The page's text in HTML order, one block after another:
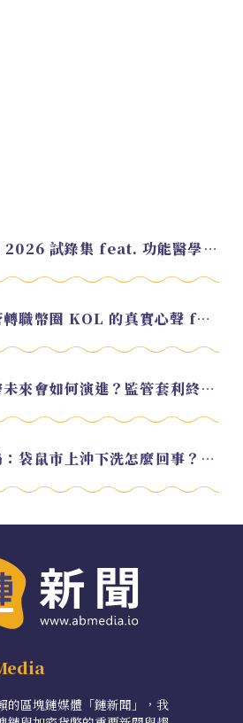
EP.220 好久不見！2026 試錄集 feat. 功能醫學營養師 美寶
EP.219 從銀行高管轉職幣圈 KOL 的真實心聲 feat.龜大
EP.217 美元穩定幣未來會如何演進？監管套利終將收斂？feat. 研究員 余哲安
EP.213 川普大攪局：袋鼠市上沖下洗怎麼回事？feat. Alvin
的區塊鏈媒體「鏈新聞」，我